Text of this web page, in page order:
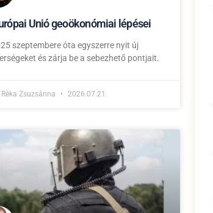
Unió geoökonómiai lépései
szeptembere óta egyszerre nyit új
és zárja be a sebezhető pontjait.
Zsuzsánna 2026.07.21.